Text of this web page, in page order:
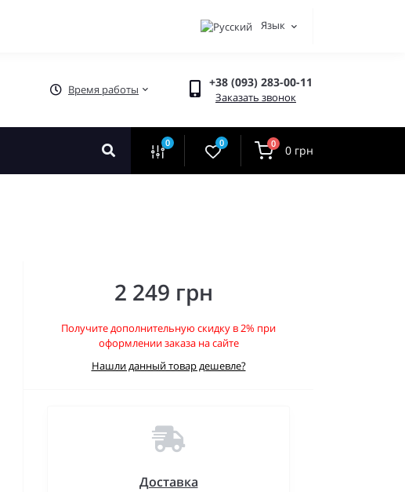
Язык
Время работы +38 (093) 283-00-11
Заказать звонок
0 0 0 0 грн
2 249 грн
Получите дополнительную скидку в 2% при
оформлении заказа на сайте
Нашли данный товар дешевле?
Доставка